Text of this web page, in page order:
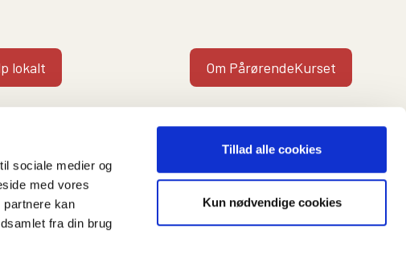
sociale medier og
med vores
partnere kan
fra din brug
Tillad alle cookies
Kun nødvendige cookies
lokalt Om PårørendeKurset